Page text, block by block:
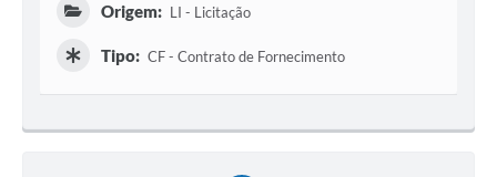
Origem: LI - Licitação
Tipo: CF - Contrato de Fornecimento